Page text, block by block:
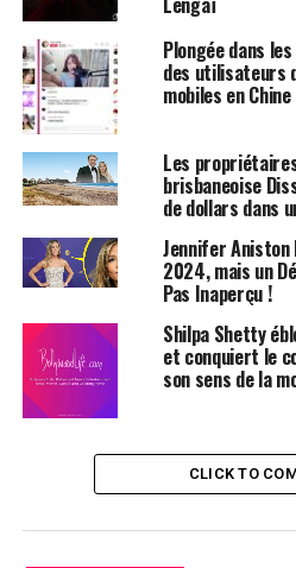
Innovations de ​la
Cette saison, les moments de
⁤manifestés à travers une série
torsadées ou​ aux‌ darts
cargo sur mesure, un cardigan
double face, et un hoodie léger
Ce dernier, fabriqué en nylon
de jersey de ⁢coton ​ »comme
plis cousus sur les côtés et à
forme en cocon. Bien qu’il soit
l’essayer révèle un véritable
j’ai‌ conçu des pièces plus
conservant une ambiance
s’agit de la beauté de la⁣
bien-être qui en découle. »
Plongée dans
des utilisateurs
mobiles en
Les
brisbaneoise
de dollars dans
Jennifer Aniston
2024, mais un
Pas Inaperçu !
Shilpa Shetty
et conquiert le
son sens de la
CLICK TO